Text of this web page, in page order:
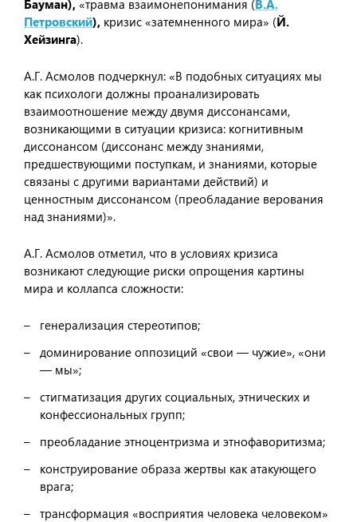
Бауман), «травма взаимонепонимания (В.А.
Петровский), кризис «затемненного мира» (Й.
Хейзинга).
А.Г. Асмолов подчеркнул: «В подобных ситуациях мы
как психологи должны проанализировать
взаимоотношение между двумя диссонансами,
возникающими в ситуации кризиса: когнитивным
диссонансом (диссонанс между знаниями,
предшествующими поступкам, и знаниями, которые
связаны с другими вариантами действий) и
ценностным диссонансом (преобладание верования
над знаниями)».
А.Г. Асмолов отметил, что в условиях кризиса
возникают следующие риски опрощения картины
мира и коллапса сложности:
генерализация стереотипов;
доминирование оппозиций «свои — чужие», «они
— мы»;
стигматизация других социальных, этнических и
конфессиональных групп;
преобладание этноцентризма и этнофаворитизма;
конструирование образа жертвы как атакующего
врага;
трансформация «восприятия человека человеком»